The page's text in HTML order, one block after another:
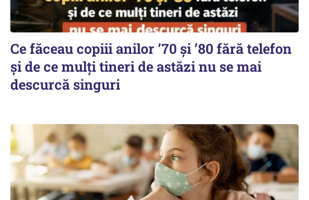
Ce făceau copiii anilor ’70 și ’80 fără telefon
și de ce mulți tineri de astăzi nu se mai
descurcă singuri